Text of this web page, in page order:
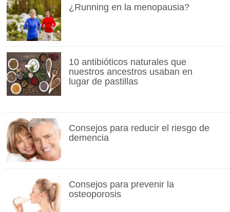
¿Running en la menopausia?
10 antibióticos naturales que
nuestros ancestros usaban en
lugar de pastillas
Consejos para reducir el riesgo de
demencia
Consejos para prevenir la
osteoporosis